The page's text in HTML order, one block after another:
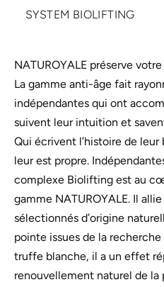
SYSTEM BIOLIFTING
NATUROYALE préserve
La gamme anti-âge fait
indépendantes qui ont
suivent leur intuition et
Qui écrivent l’histoire de
leur est propre.
complexe Biolifting est au
gamme NATUROYALE. Il
sélectionnés d’origine
pointe issues de la
truffe blanche, il a un effet
renouvellement naturel de la